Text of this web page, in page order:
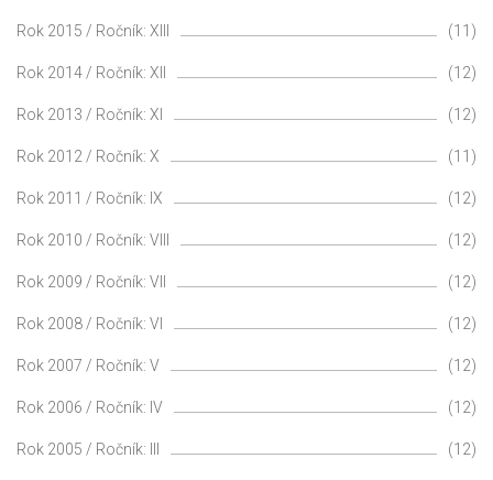
Rok 2015 / Ročník: XIII (11)
Rok 2014 / Ročník: XII (12)
Rok 2013 / Ročník: XI (12)
Rok 2012 / Ročník: X (11)
Rok 2011 / Ročník: IX (12)
Rok 2010 / Ročník: VIII (12)
Rok 2009 / Ročník: VII (12)
Rok 2008 / Ročník: VI (12)
Rok 2007 / Ročník: V (12)
Rok 2006 / Ročník: IV (12)
Rok 2005 / Ročník: III (12)